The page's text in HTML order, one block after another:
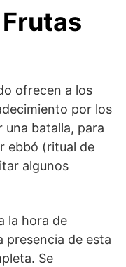
ofrecen a los
por los
una batalla, para
ebbó (ritual de
algunos
la hora de
presencia de esta
Se